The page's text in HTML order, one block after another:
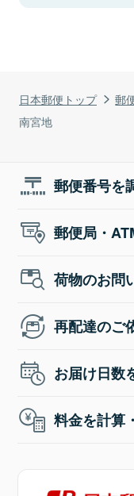
日本郵便トップ 郵
南宮地
郵便番号を
郵便局・
荷物のお問
再配達のご
お届け日数
料金を計算